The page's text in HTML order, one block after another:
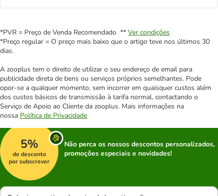
*PVR = Preço de Venda Recomendado ** Ver condições
*Preço regular = O preço mais baixo que o artigo teve nos últimos 30
dias.
A zooplus tem o direito de utilizar o seu endereço de email para
publicidade direta de bens ou serviços próprios semelhantes. Pode
opor-se a qualquer momento, sem incorrer em quaisquer custos além
dos custos básicos de transmissão à tarifa normal, contactando o
Serviço de Apoio ao Cliente da zooplus. Mais informações na
nossa Política de Privacidade
5%
de desconto
por subscrever
Não perca os nossos descontos personalizados,
promoções especiais e novidades!